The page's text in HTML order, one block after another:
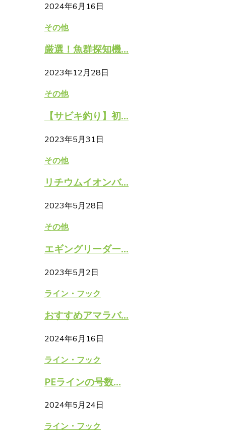
2024年6月16日
その他
厳選！魚群探知機...
2023年12月28日
その他
【サビキ釣り】初...
2023年5月31日
その他
リチウムイオンバ...
2023年5月28日
その他
エギングリーダー...
2023年5月2日
ライン・フック
おすすめアマラバ...
2024年6月16日
ライン・フック
PEラインの号数...
2024年5月24日
ライン・フック